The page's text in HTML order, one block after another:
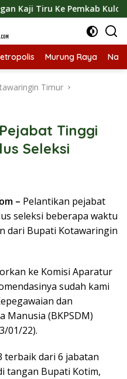
Ke Pemkab Kulon Progo
Murung Raya
Timur
Tinggi
Seleksi
– Pelantikan pejabat
seleksi beberapa waktu
dari Bupati Kotawaringin
ke Komisi Aparatur
sudah kami
dan
Manusia (BKPSDM)
01/22).
terbaik dari 6 jabatan
tangan Bupati Kotim,